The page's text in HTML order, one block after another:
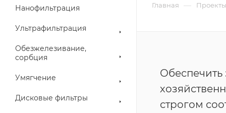
Нанофильтрация
Ультрафильтрация
Обезжелезивание,
сорбция
Умягчение
Дисковые фильтры
Главная — Проекты
Обеспечить
строгом